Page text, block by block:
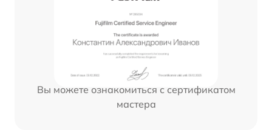
Вы можете ознакомиться с сертификатом
мастера